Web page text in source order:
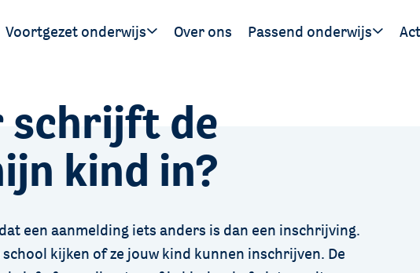
Voortgezet onderwijs Over ons Passend onderwijs
schrijft de
kind in?
een aanmelding iets anders is dan een inschrijving.
kijken of ze jouw kind kunnen inschrijven. De